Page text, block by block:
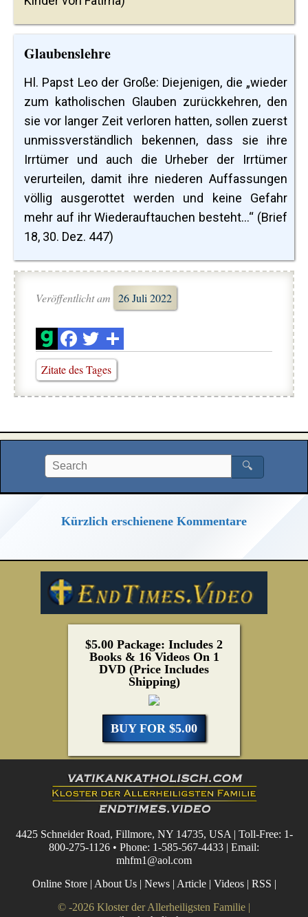
Glaubenslehre
Hl. Papst Leo der Große: Diejenigen, die „wieder
zum katholischen Glauben zurückkehren, den
sie vor langer Zeit verloren hatten, sollen zuerst
unmissverständlich bekennen, dass sie ihre
Irrtümer und auch die Urheber der Irrtümer
verurteilen, damit ihre niederen Auffassungen
völlig ausgerottet werden und keine Gefahr
mehr auf ihr Wiederauftauchen besteht…“ (Brief
18, 30. Dez. 447)
Veröffentlicht am 26 Juli 2022
Zitate des Tages
🔍
Kürzlich erschienene Kommentare
$5.00 Package: Includes 2
Books & 16 Videos On 1
DVD (Price Includes
Shipping)
BUY FOR $5.00
4425 Schneider Road, Fillmore, NY 14735, USA | Toll-Free: 1-
800-275-1126 • Phone: 1-585-567-4433 | Email:
mhfm1@aol.com
Online Store| About Us| News| Article| Videos| RSS |
© -2026 Kloster der Allerheiligsten Familie |